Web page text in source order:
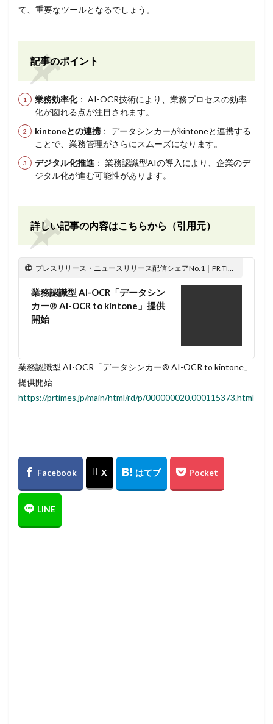
て、重要なツールとなるでしょう。
記事のポイント
業務効率化： AI-OCR技術により、業務プロセスの効率
化が図れる点が注目されます。
kintoneとの連携 ： データシンカーがkintoneと連携する
ことで、業務管理がさらにスムーズになります。
デジタル化推進 ： 業務認識型AIの導入により、企業のデ
ジタル化が進む可能性があります。
詳しい記事の内容はこちらから（引用元）
プレスリリース・ニュースリリース配信シェアNo.1｜PR TIMES
業務認識型 AI-OCR「データシン
カー® AI-OCR to kintone」提供
開始
業務認識型 AI-OCR「データシンカー® AI-OCR to kintone」
提供開始
https://prtimes.jp/main/html/rd/p/000000020.000115373.html